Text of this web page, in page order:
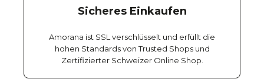
Sicheres Einkaufen
Amorana ist SSL verschlüsselt und erfüllt die
hohen Standards von Trusted Shops und
Zertifizierter Schweizer Online Shop.